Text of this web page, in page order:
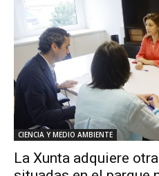
CIENCIA Y MEDIO AMBIENTE
La Xunta adquiere